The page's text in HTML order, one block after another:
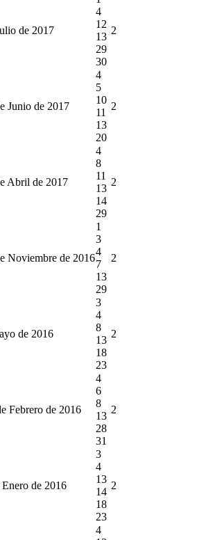
de 2017
4
12
13
29
30
2
Junio de 2017
4
5
10
11
13
20
2
Abril de 2017
4
8
11
13
14
29
2
Noviembre de 2016
1
3
4
7
13
29
2
de 2016
3
4
8
13
18
23
2
Febrero de 2016
4
6
8
13
28
31
2
de 2016
3
4
13
14
18
23
2
4